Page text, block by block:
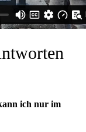
ich nur im